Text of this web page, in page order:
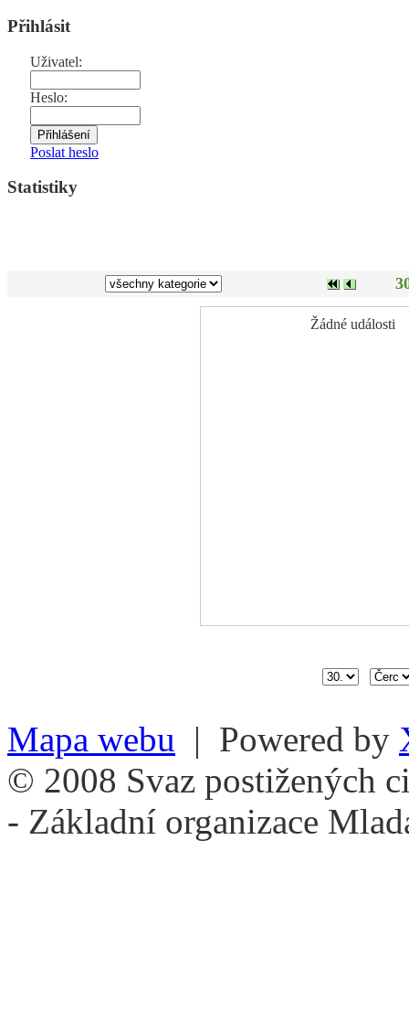
Přihlásit
Uživatel:
Heslo:
Poslat heslo
Statistiky
Žádné události
Mapa webu | Powered by
© 2008 Svaz postižených
- Základní organizace